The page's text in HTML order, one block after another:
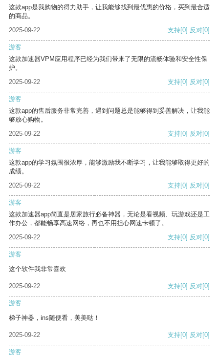
这款app是我购物的得力助手，让我能够找到最优惠的价格，买到最合适
的商品。
2025-09-22
支持[0] 反对[0]
游客
这款加速器VPM应用程序已经为我们带来了无限的流畅体验和安全性保
护。
2025-09-22
支持[0] 反对[0]
游客
这款app的售后服务非常完善，遇到问题总是能够得到妥善解决，让我能
够放心购物。
2025-09-22
支持[0] 反对[0]
游客
这款app的学习氛围很浓厚，能够激励我不断学习，让我能够取得更好的
成绩。
2025-09-22
支持[0] 反对[0]
游客
这款加速器app简直是居家旅行必备神器，无论是看视频、玩游戏还是工
作办公，都能畅享高速网络，再也不用担心网速卡顿了。
2025-09-22
支持[0] 反对[0]
游客
这个软件我非常喜欢
2025-09-22 支持[0] 反对[0]
游客
梯子神器，ins随便看，美美哒！
2025-09-22 支持[0] 反对[0]
游客